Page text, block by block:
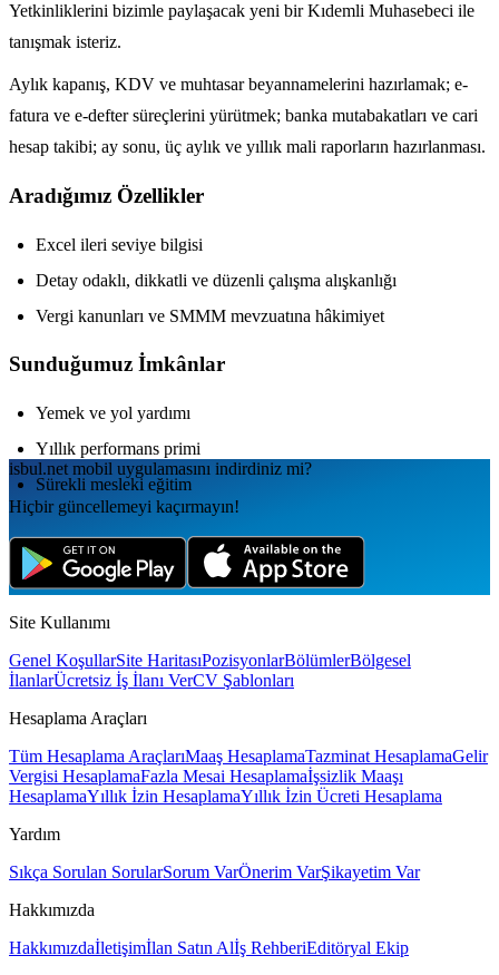
Yetkinliklerini bizimle paylaşacak yeni bir Kıdemli Muhasebeci ile
tanışmak isteriz.
Aylık kapanış, KDV ve muhtasar beyannamelerini hazırlamak; e-
fatura ve e-defter süreçlerini yürütmek; banka mutabakatları ve cari
hesap takibi; ay sonu, üç aylık ve yıllık mali raporların hazırlanması.
Aradığımız Özellikler
Excel ileri seviye bilgisi
Detay odaklı, dikkatli ve düzenli çalışma alışkanlığı
Vergi kanunları ve SMMM mevzuatına hâkimiyet
Sunduğumuz İmkânlar
Yemek ve yol yardımı
Yıllık performans primi
Sürekli mesleki eğitim
isbul.net mobil uygulamаsını indirdiniz mi?
Hiçbir güncellemeyi kaçırmayın!
Site Kullanımı
Genel KoşullarSite HaritasıPozisyonlarBölümlerBölgesel
İlanlarÜcretsiz İş İlanı VerCV Şablonları
Hesaplama Araçları
Tüm Hesaplama AraçlarıMaaş HesaplamaTazminat HesaplamaGelir
Vergisi HesaplamaFazla Mesai Hesaplamaİşsizlik Maaşı
HesaplamaYıllık İzin HesaplamaYıllık İzin Ücreti Hesaplama
Yardım
Sıkça Sorulan SorularSorum VarÖnerim VarŞikayetim Var
Hakkımızda
Hakkımızdaİletişimİlan Satın Alİş RehberiEditöryal Ekip